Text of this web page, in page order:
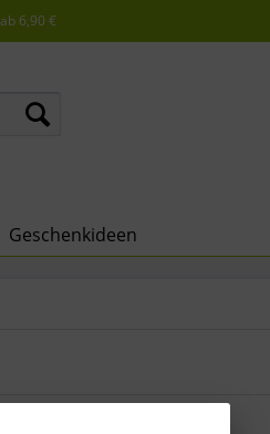
6,90 €
Geschenkideen